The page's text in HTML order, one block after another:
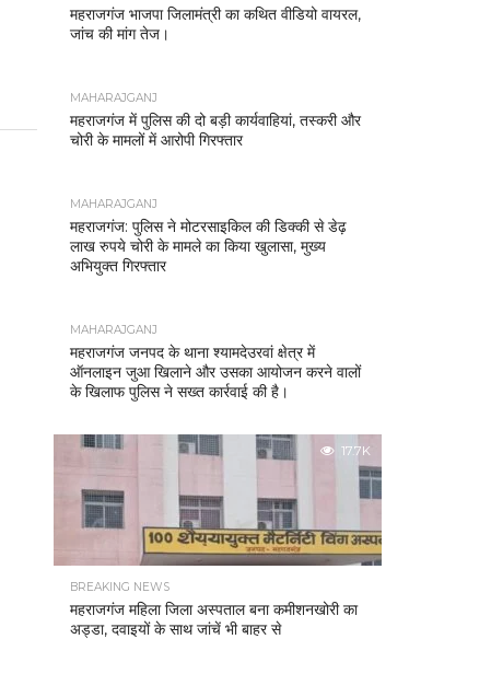
महराजगंज भाजपा जिलामंत्री का कथित वीडियो वायरल,
जांच की मांग तेज।
MAHARAJGANJ
महराजगंज में पुलिस की दो बड़ी कार्यवाहियां, तस्करी और
चोरी के मामलों में आरोपी गिरफ्तार
MAHARAJGANJ
महराजगंज: पुलिस ने मोटरसाइकिल की डिक्की से डेढ़
लाख रुपये चोरी के मामले का किया खुलासा, मुख्य
अभियुक्त गिरफ्तार
MAHARAJGANJ
महराजगंज जनपद के थाना श्यामदेउरवां क्षेत्र में
ऑनलाइन जुआ खिलाने और उसका आयोजन करने वालों
के खिलाफ पुलिस ने सख्त कार्रवाई की है।
17.7K
BREAKING NEWS
महराजगंज महिला जिला अस्पताल बना कमीशनखोरी का
अड्डा, दवाइयों के साथ जांचें भी बाहर से